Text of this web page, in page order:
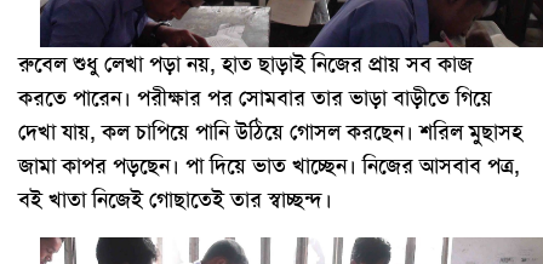
রুবেল শুধু লেখা পড়া নয়, হাত ছাড়াই নিজের প্রায় সব কাজ
করতে পারেন। পরীক্ষার পর সোমবার তার ভাড়া বাড়ীতে গিয়ে
দেখা যায়, কল চাপিয়ে পানি উঠিয়ে গোসল করছেন। শরিল মুছাসহ
জামা কাপর পড়ছেন। পা দিয়ে ভাত খাচ্ছেন। নিজের আসবাব পত্র,
বই খাতা নিজেই গোছাতেই তার স্বাচ্ছন্দ।